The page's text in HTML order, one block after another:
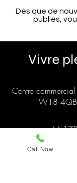
Dès que de
publiés,
Vivre
Centre
TW18
+44
Call Now